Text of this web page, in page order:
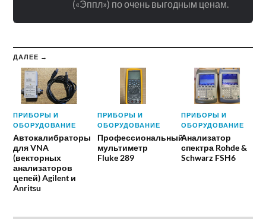
(«Эппл») по очень выгодным ценам.
ДАЛЕЕ →
ПРИБОРЫ И
ОБОРУДОВАНИЕ
Автокалибраторы
для VNA
(векторных
анализаторов
цепей) Agilent и
Anritsu
ПРИБОРЫ И
ОБОРУДОВАНИЕ
Профессиональный
мультиметр
Fluke 289
ПРИБОРЫ И
ОБОРУДОВАНИЕ
Анализатор
спектра Rohde &
Schwarz FSH6